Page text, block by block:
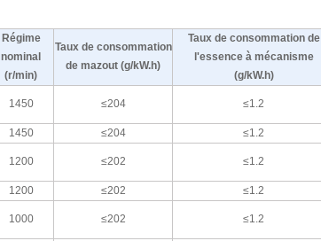
Régime
nominal
(r/min)
Taux de consommation
de mazout (g/kW.h)
Taux de consommation de
l'essence à mécanisme
(g/kW.h)
1450 ≤204 ≤1.2
1450 ≤204 ≤1.2
1200 ≤202 ≤1.2
1200 ≤202 ≤1.2
1000 ≤202 ≤1.2